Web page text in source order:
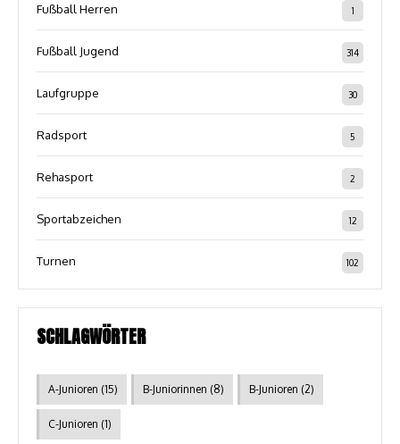
Fußball Herren 1
Fußball Jugend 314
Laufgruppe 30
Radsport 5
Rehasport 2
Sportabzeichen 12
Turnen 102
SCHLAGWÖRTER
A-Junioren (15) B-Juniorinnen (8) B-Junioren (2)
C-Junioren (1)